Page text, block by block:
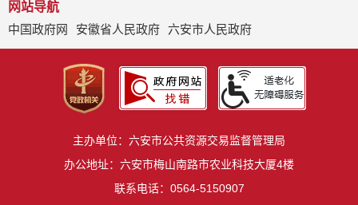
网站导航
中国政府网
安徽省人民政府 六安市人民政府
主办单位：六安市公共资源交易监督管理局
办公地址：六安市梅山南路市农业科技大厦4楼
联系电话：0564-5150907